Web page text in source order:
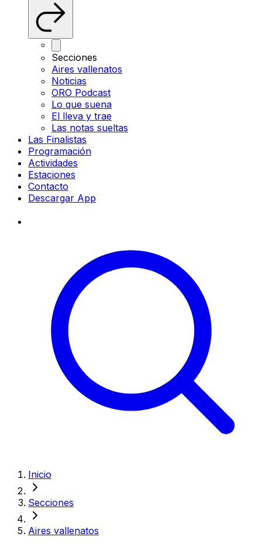
Secciones
Aires vallenatos
Noticias
ORO Podcast
Lo que suena
El lleva y trae
Las notas sueltas
Las Finalistas
Programación
Actividades
Estaciones
Contacto
Descargar App
Inicio
Secciones
Aires vallenatos